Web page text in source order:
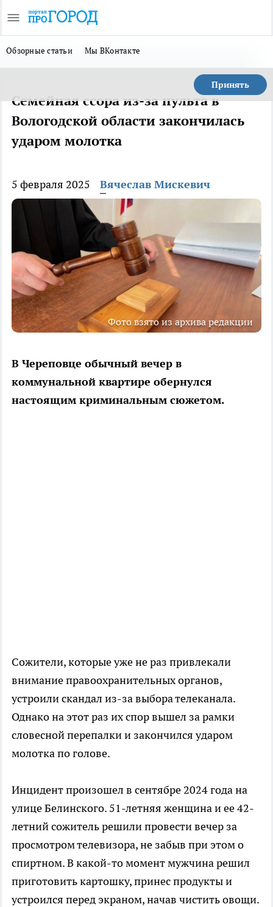
Обзорные статьи Мы ВКонтакте
Принять
Семейная ссора из-за пульта в
Вологодской области закончилась
ударом молотка
5 февраля 2025 Вячеслав Мискевич
Фото взято из архива редакции
В Череповце обычный вечер в
коммунальной квартире обернулся
настоящим криминальным сюжетом.
Сожители, которые уже не раз привлекали
внимание правоохранительных органов,
устроили скандал из-за выбора телеканала.
Однако на этот раз их спор вышел за рамки
словесной перепалки и закончился ударом
молотка по голове.
Инцидент произошел в сентябре 2024 года на
улице Белинского. 51-летняя женщина и ее 42-
летний сожитель решили провести вечер за
просмотром телевизора, не забыв при этом о
спиртном. В какой-то момент мужчина решил
приготовить картошку, принес продукты и
устроился перед экраном, начав чистить овощи.